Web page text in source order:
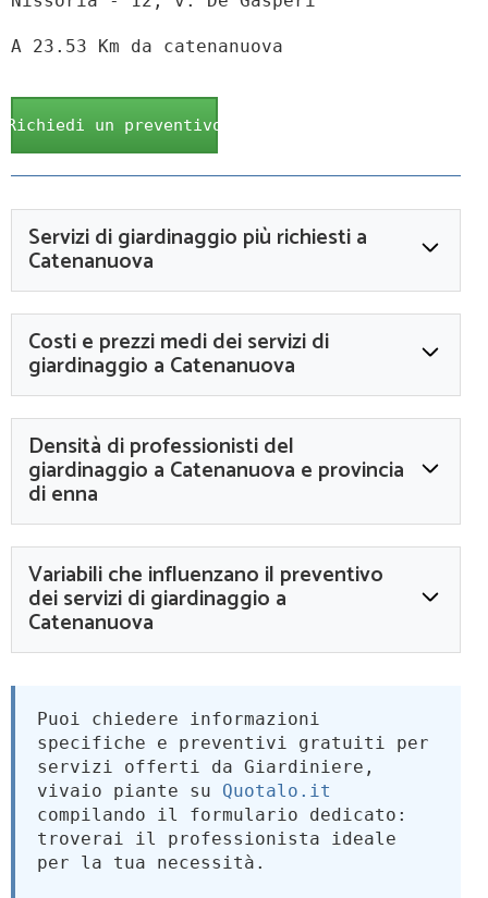
A 23.53 Km da catenanuova
Richiedi un preventivo
Servizi di giardinaggio più richiesti a
Catenanuova
Costi e prezzi medi dei servizi di
giardinaggio a Catenanuova
Densità di professionisti del
giardinaggio a Catenanuova e provincia
di enna
Variabili che influenzano il preventivo
dei servizi di giardinaggio a
Catenanuova
Puoi chiedere informazioni
specifiche e preventivi gratuiti per
servizi offerti da Giardiniere,
vivaio piante su Quotalo.it
compilando il formulario dedicato:
troverai il professionista ideale
per la tua necessità.